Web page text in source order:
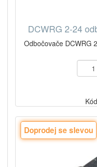
DCWRG 2-24
Odbočovače DCWRG
Doprodej se slevou